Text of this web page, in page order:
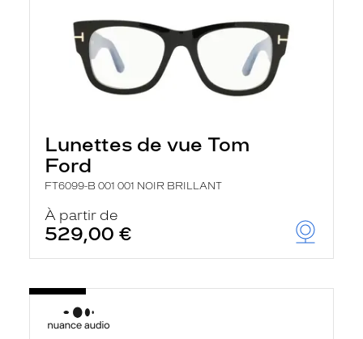
Lunettes de vue Tom
Ford
FT6099-B 001 001 NOIR BRILLANT
À partir de
529,00 €